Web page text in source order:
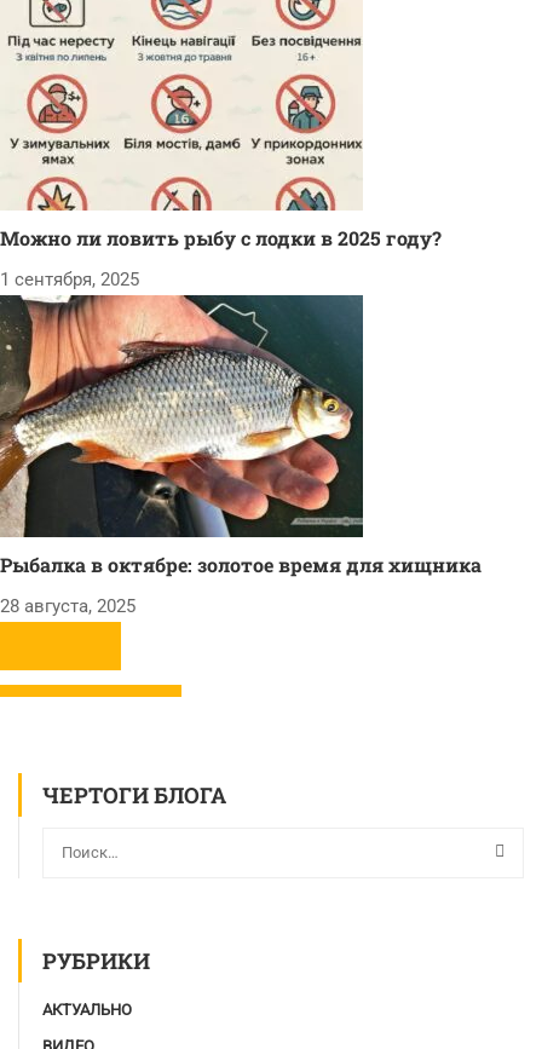
Можно ли ловить рыбу с лодки в 2025 году?
1 сентября, 2025
Рыбалка в октябре: золотое время для хищника
28 августа, 2025
ЧЕРТОГИ БЛОГА
РУБРИКИ
АКТУАЛЬНО
ВИДЕО